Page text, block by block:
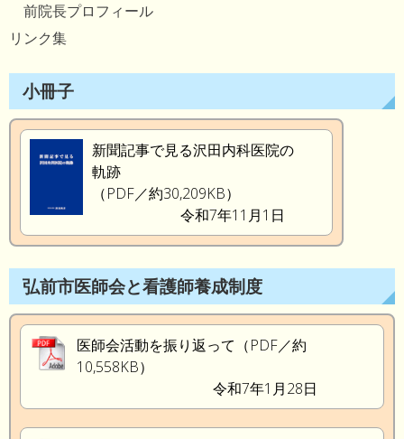
前院長プロフィール
リンク集
小冊子
新聞記事で見る沢田内科医院の
軌跡
（PDF／約30,209KB）
令和7年11月1日
弘前市医師会と看護師養成制度
医師会活動を振り返って（PDF／約
10,558KB）
令和7年1月28日